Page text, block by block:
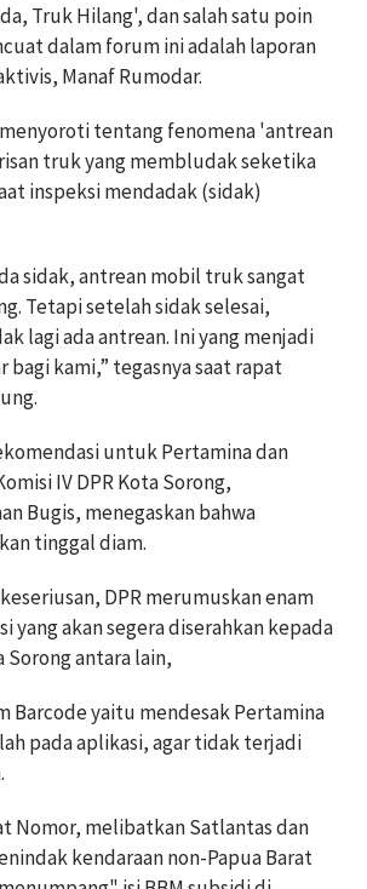
Truk Hilang', dan salah satu poin
dalam forum ini adalah laporan
Manaf Rumodar.
menyoroti tentang fenomena 'antrean
truk yang membludak seketika
inspeksi mendadak (sidak)
sidak, antrean mobil truk sangat
Tetapi setelah sidak selesai,
lagi ada antrean. Ini yang menjadi
bagi kami,” tegasnya saat rapat
untuk Pertamina dan
IV DPR Kota Sorong,
Bugis, menegaskan bahwa
tinggal diam.
DPR merumuskan enam
yang akan segera diserahkan kepada
antara lain,
Barcode yaitu mendesak Pertamina
pada aplikasi, agar tidak terjadi
Nomor, melibatkan Satlantas dan
kendaraan non-Papua Barat